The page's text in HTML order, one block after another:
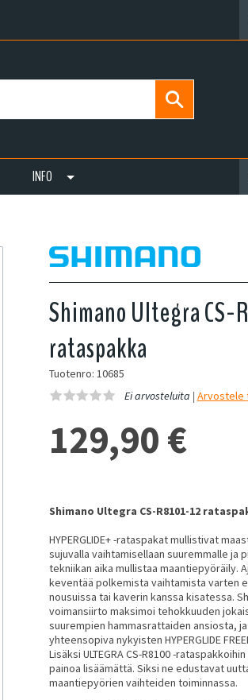
INFO
Shimano Ultegra CS-
rataspakka
Tuotenro: 10685
Ei arvosteluita | Arvostele
129,90 €
Shimano Ultegra CS-R8101-12
HYPERGLIDE+ -rataspakat mullistivat
sujuvalla vaihtamisellaan suuremmalle ja
tekniikan aika mullistaa maantiepyöräily.
keventää polkemista vaihtamista varten
nousuissa tai kaverin kanssa kisatessa.
voimansiirto maksimoi tehokkuuden
suurempien hammasrattaiden ansiosta,
yhteensopiva nykyisten HYPERGLIDE
Lisäksi ULTEGRA CS-R8100 -
painoa lisäämättä. Siksi ne edustavat
maantiepyörien vaihteiden toiminnassa.